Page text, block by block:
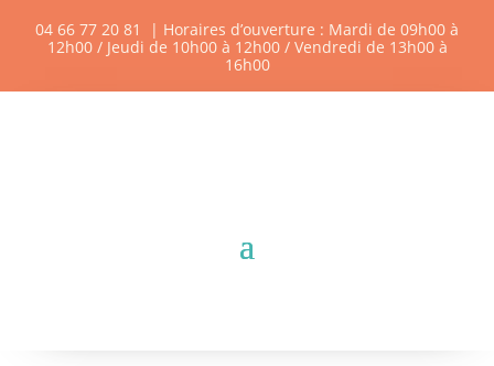
04 66 77 20 81
| Horaires d’ouverture : Mardi de 09h00 à
12h00 / Jeudi de 10h00 à 12h00 / Vendredi de 13h00 à
16h00